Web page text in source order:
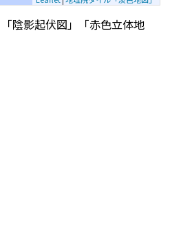
陰影起伏図」「赤色立体地